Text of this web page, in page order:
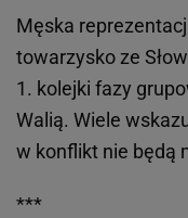
Męska
towarzysko ze
1. kolejki fazy
Walią. Wiele
w konflikt nie będą
***